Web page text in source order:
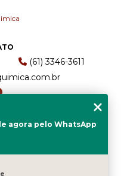
(61) 3346-3611
Sl 49 - Asa Sul
70361-520
agora pelo WhatsApp